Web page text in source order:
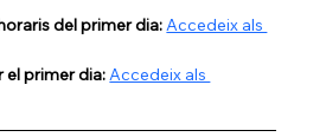
del primer dia: Accedeix als
primer dia: Accedeix als